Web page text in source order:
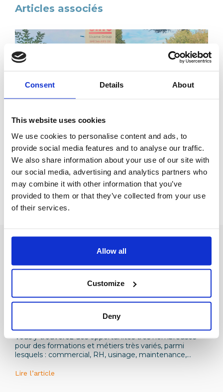
Consent Details About
This website uses cookies
We use cookies to personalise content and ads, to
provide social media features and to analyse our traffic.
We also share information about your use of our site with
our social media, advertising and analytics partners who
may combine it with other information that you’ve
provided to them or that they’ve collected from your use
of their services.
Allow all
Customize
Deny
Articles associés
Adhérents
CATU ouvre ses portes aux experts du GIM
Catherine Emmanuel, Arthur GROUSSIER, Naomi
ROSAN et Héloïse ROCHE ont pu être accueillis par les
équipes de CATU, entreprise adhérente située à
Bagneux dans le 92.
Lire l’article
Institutionnel
Plus de 500 offres d’alternance dans
l’industrie de la branche Métallurgique en Île-
de-France sur le site L’Industrie Recrute !
Vous y trouverez des opportunités très nombreuses
pour des formations et métiers très variés, parmi
lesquels : commercial, RH, usinage, maintenance,
projets, etc.
Lire l’article